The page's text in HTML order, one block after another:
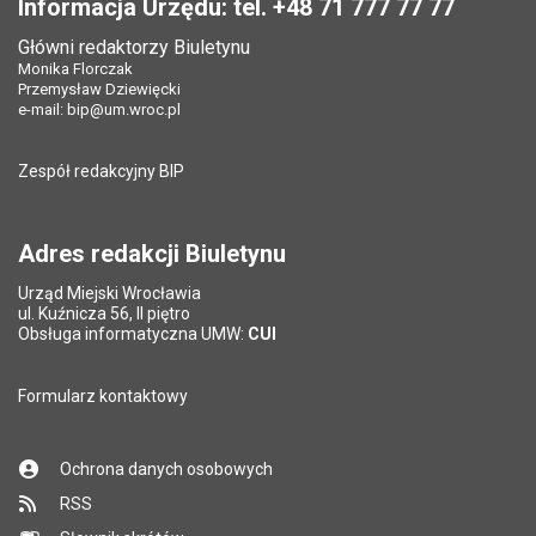
Data opublikowania:
12.05.2026 08:15
Liczba pobrań:
Liczba wyświetleń:
Tytuł e-mailaPole wymagane
*
Adres e-mail znajomego
Pytanie antyspamowe
*
Pole wymagane
Informacja Urzędu: tel. +48 71 777 77 77
Główni redaktorzy Biuletynu
Monika Florczak
Przemysław Dziewięcki
e-mail: bip@um.wroc.pl
Zespół redakcyjny BIP
Adres redakcji Biuletynu
Urząd Miejski Wrocławia
ul. Kuźnicza 56, II piętro
Obsługa informatyczna UMW: CUI
Formularz kontaktowy
Ochrona danych osobowych
RSS